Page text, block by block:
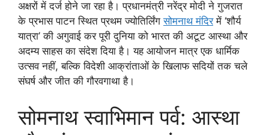
अक्षरों में दर्ज होने जा रहा है। प्रधानमंत्री नरेंद्र मोदी ने गुजरात
के प्रभास पाटन स्थित प्रथम ज्योतिर्लिंगसोमनाथ मंदिरमें ‘शौर्य
यात्रा’ की अगुवाई कर पूरी दुनिया को भारत की अटूट आस्था और
अदम्य साहस का संदेश दिया है। यह आयोजन मात्र एक धार्मिक
उत्सव नहीं, बल्कि विदेशी आक्रांताओं के खिलाफ सदियों तक चले
संघर्ष और जीत की गौरवगाथा है।
सोमनाथ स्वाभिमान पर्व: आस्था